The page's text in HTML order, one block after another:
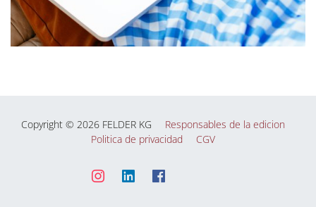
Copyright © 2026 FELDER KG
Responsables de la edicion
Politica de privacidad
CGV